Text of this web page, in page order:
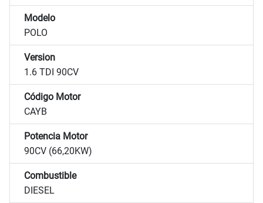
Modelo
POLO
Version
1.6 TDI 90CV
Código Motor
CAYB
Potencia Motor
90CV (66,20KW)
Combustible
DIESEL